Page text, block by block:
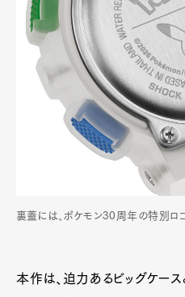
裏蓋には、ポケモン30周年の特別ロ
本作は、迫力あるビッグケー